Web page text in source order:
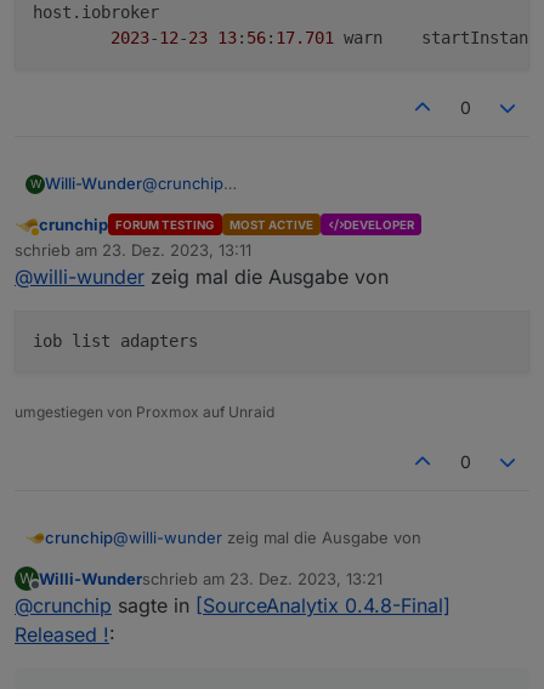
host.iobroker
2023-12-23 13: 56: 17.701
warn
0
W Willi-Wunder@crunchip
Einstellung in der Fritz Box, geht jetzt richtig. Die
anderen Adapter wurden ja alle installiert, er
findet aber Sourceanalytix nicht.
host.iobroker
2023-12-23 13:56:21.842	error	Cannot
host.iobroker
2023-12-23 13:56:20.733	error
host.iobroker
Abwesend
crunchip FORUM TESTING MOST ACTIVE DEVELOPER
schrieb am 23. Dez. 2023, 13:11
zuletzt editiert von
@willi-wunder zeig mal die Ausgabe von
umgestiegen von Proxmox auf Unraid
0
crunchip@willi-wunder zeig mal die Ausgabe von
W Willi-Wunderschrieb am 23. Dez. 2023, 13:21
zuletzt editiert von
@crunchip sagte in [SourceAnalytix 0.4.8-Final]
Released !: